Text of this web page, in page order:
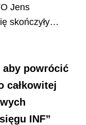
Jens
skończyły…
aby powrócić
całkowitej
INF”